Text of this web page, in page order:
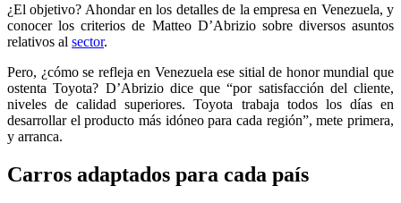
¿El objetivo? Ahondar en los detalles de la empresa en Venezuela, y
conocer los criterios de Matteo D’Abrizio sobre diversos asuntos
relativos al sector.
Pero, ¿cómo se refleja en Venezuela ese sitial de honor mundial que
ostenta Toyota? D’Abrizio dice que “por satisfacción del cliente,
niveles de calidad superiores. Toyota trabaja todos los días en
desarrollar el producto más idóneo para cada región”, mete primera,
y arranca.
Carros adaptados para cada país